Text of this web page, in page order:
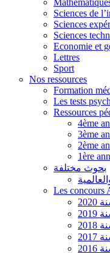
Sciences de
Sciences
Sciences
Economie et
Lettres
Sport
Nos ressources
Formation
Les tests
Ressources
4ème
3ème
2ème
1ère
بحوث مختلفة
Les concours